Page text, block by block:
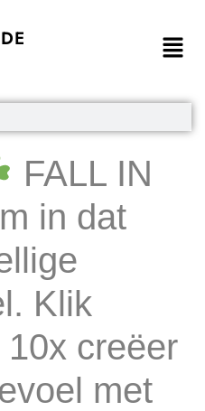
FALL IN
in dat
Klik
creëer
met